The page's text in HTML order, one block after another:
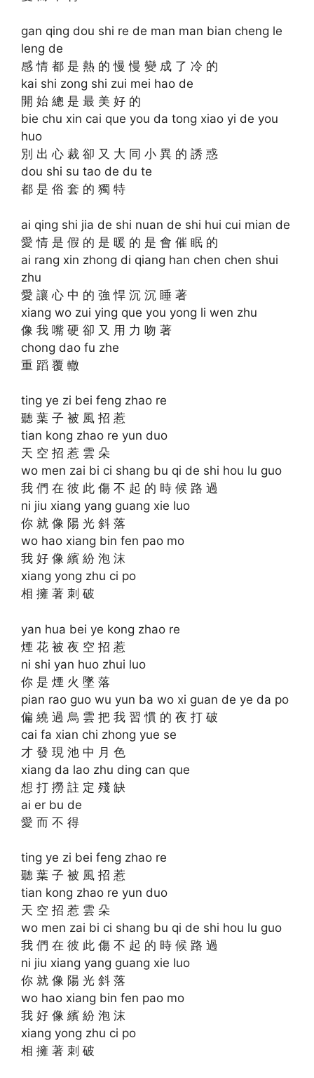
gan qing dou shi re de man man bian cheng le
leng de
感 情 都 是 熱 的 慢 慢 變 成 了 冷 的
kai shi zong shi zui mei hao de
開 始 總 是 最 美 好 的
bie chu xin cai que you da tong xiao yi de you
huo
別 出 心 裁 卻 又 大 同 小 異 的 誘 惑
dou shi su tao de du te
都 是 俗 套 的 獨 特
ai qing shi jia de shi nuan de shi hui cui mian de
愛 情 是 假 的 是 暖 的 是 會 催 眠 的
ai rang xin zhong di qiang han chen chen shui
zhu
愛 讓 心 中 的 強 悍 沉 沉 睡 著
xiang wo zui ying que you yong li wen zhu
像 我 嘴 硬 卻 又 用 力 吻 著
chong dao fu zhe
重 蹈 覆 轍
ting ye zi bei feng zhao re
聽 葉 子 被 風 招 惹
tian kong zhao re yun duo
天 空 招 惹 雲 朵
wo men zai bi ci shang bu qi de shi hou lu guo
我 們 在 彼 此 傷 不 起 的 時 候 路 過
ni jiu xiang yang guang xie luo
你 就 像 陽 光 斜 落
wo hao xiang bin fen pao mo
我 好 像 繽 紛 泡 沫
xiang yong zhu ci po
相 擁 著 刺 破
yan hua bei ye kong zhao re
煙 花 被 夜 空 招 惹
ni shi yan huo zhui luo
你 是 煙 火 墜 落
pian rao guo wu yun ba wo xi guan de ye da po
偏 繞 過 烏 雲 把 我 習 慣 的 夜 打 破
cai fa xian chi zhong yue se
才 發 現 池 中 月 色
xiang da lao zhu ding can que
想 打 撈 註 定 殘 缺
ai er bu de
愛 而 不 得
ting ye zi bei feng zhao re
聽 葉 子 被 風 招 惹
tian kong zhao re yun duo
天 空 招 惹 雲 朵
wo men zai bi ci shang bu qi de shi hou lu guo
我 們 在 彼 此 傷 不 起 的 時 候 路 過
ni jiu xiang yang guang xie luo
你 就 像 陽 光 斜 落
wo hao xiang bin fen pao mo
我 好 像 繽 紛 泡 沫
xiang yong zhu ci po
相 擁 著 刺 破